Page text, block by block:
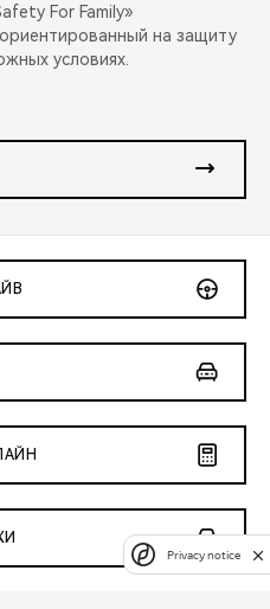
For Family»
на защиту
условиях.
Privacy notice